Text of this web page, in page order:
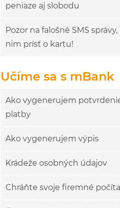
peniaze aj slobodu
Pozor na falošné SMS
nim prísť o kartu!
Učíme sa s mBank
Ako vygenerujem
platby
Ako vygenerujem výpis
Krádeže osobných údajov
Chráňte svoje firemné